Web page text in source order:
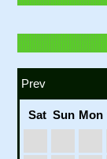
Prev
Sat Sun Mon